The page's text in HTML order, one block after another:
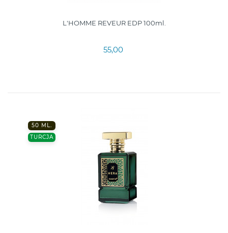
L'HOMME REVEUR EDP 100ml.
55,00
50 ML.
TURCJA